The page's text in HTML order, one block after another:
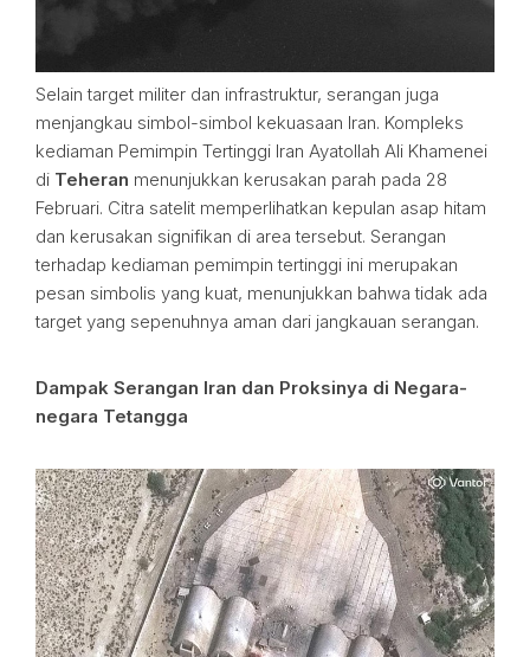
Selain target militer dan infrastruktur, serangan juga
menjangkau simbol-simbol kekuasaan Iran. Kompleks
kediaman Pemimpin Tertinggi Iran Ayatollah Ali Khamenei
di Teheran menunjukkan kerusakan parah pada 28
Februari. Citra satelit memperlihatkan kepulan asap hitam
dan kerusakan signifikan di area tersebut. Serangan
terhadap kediaman pemimpin tertinggi ini merupakan
pesan simbolis yang kuat, menunjukkan bahwa tidak ada
target yang sepenuhnya aman dari jangkauan serangan.
Dampak Serangan Iran dan Proksinya di Negara-
negara Tetangga